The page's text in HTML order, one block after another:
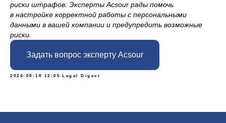
риски штрафов. Эксперты Acsour рады помочь
в настройке корректной работы с персональными
данными в вашей компании и предупредить возможные
риски.
Задать вопрос эксперту Acsour
2024-08-18 12:05 Legal Digest